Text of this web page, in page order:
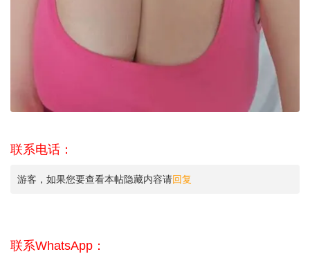
联系电话：
游客，如果您要查看本帖隐藏内容请回复
联系WhatsApp：